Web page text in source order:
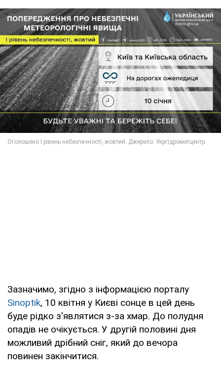
Зазначимо, згідно з інформацією порталу
Sinoptik, 10 квітня у Києві сонце в цей день
буде рідко з'являтися з-за хмар. До полудня
опадів не очікується. У другій половині дня
можливий дрібний сніг, який до вечора
повинен закінчитися.